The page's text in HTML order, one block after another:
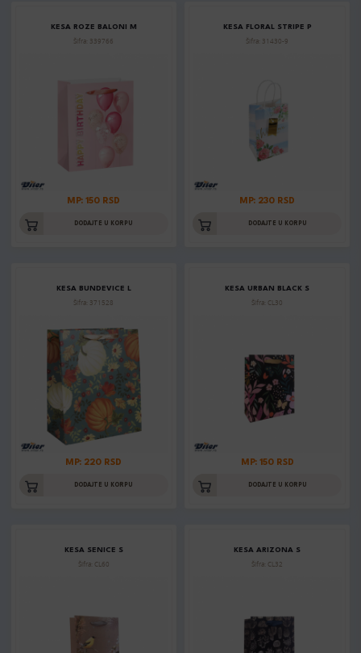
KESA ROZE BALONI M
Šifra: 339766
MP: 150 RSD
DODAJTE U KORPU
KESA FLORAL STRIPE P
Šifra: 31430-9
MP: 230 RSD
DODAJTE U KORPU
KESA BUNDEVICE L
Šifra: 371528
MP: 220 RSD
DODAJTE U KORPU
KESA URBAN BLACK S
Šifra: CL30
MP: 150 RSD
DODAJTE U KORPU
KESA SENICE S
Šifra: CL60
KESA ARIZONA S
Šifra: CL32